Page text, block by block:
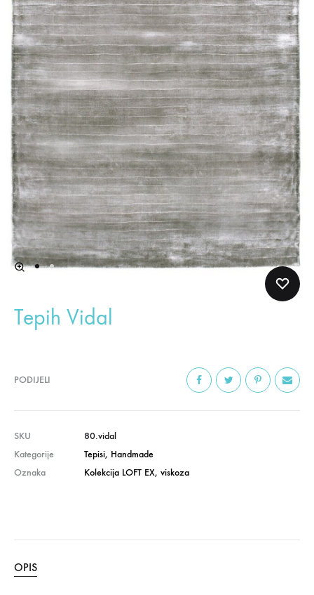
Tepih Vidal
PODIJELI
SKU
80.vidal
Kategorije
Tepisi, Handmade
Oznaka
Kolekcija LOFT EX, viskoza
OPIS